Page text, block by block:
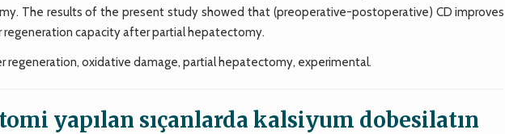
The results of the present study showed that (preoperative-postoperative) CD improves
regeneration capacity after partial hepatectomy.
regeneration, oxidative damage, partial hepatectomy, experimental.
yapılan sıçanlarda kalsiyum dobesilatın